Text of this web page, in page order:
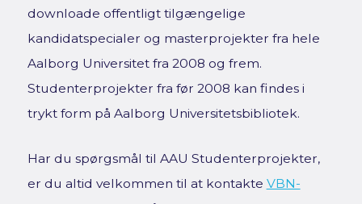
downloade offentligt tilgængelige
kandidatspecialer og masterprojekter fra hele
Aalborg Universitet fra 2008 og frem.
Studenterprojekter fra før 2008 kan findes i
trykt form på Aalborg Universitetsbibliotek.
Har du spørgsmål til AAU Studenterprojekter,
er du altid velkommen til at kontakte VBN-